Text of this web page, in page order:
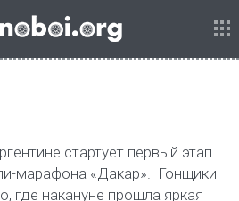
стартует первый этап
марафона «Дакар». Гонщики
где накануне прошла яркая